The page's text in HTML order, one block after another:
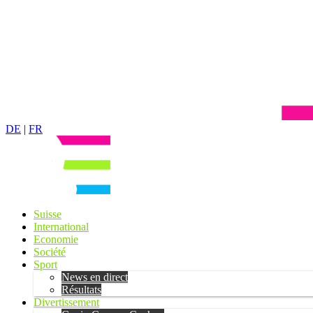
DE | FR
Suisse
International
Economie
Société
Sport
News en direct
Résultats
Divertissement